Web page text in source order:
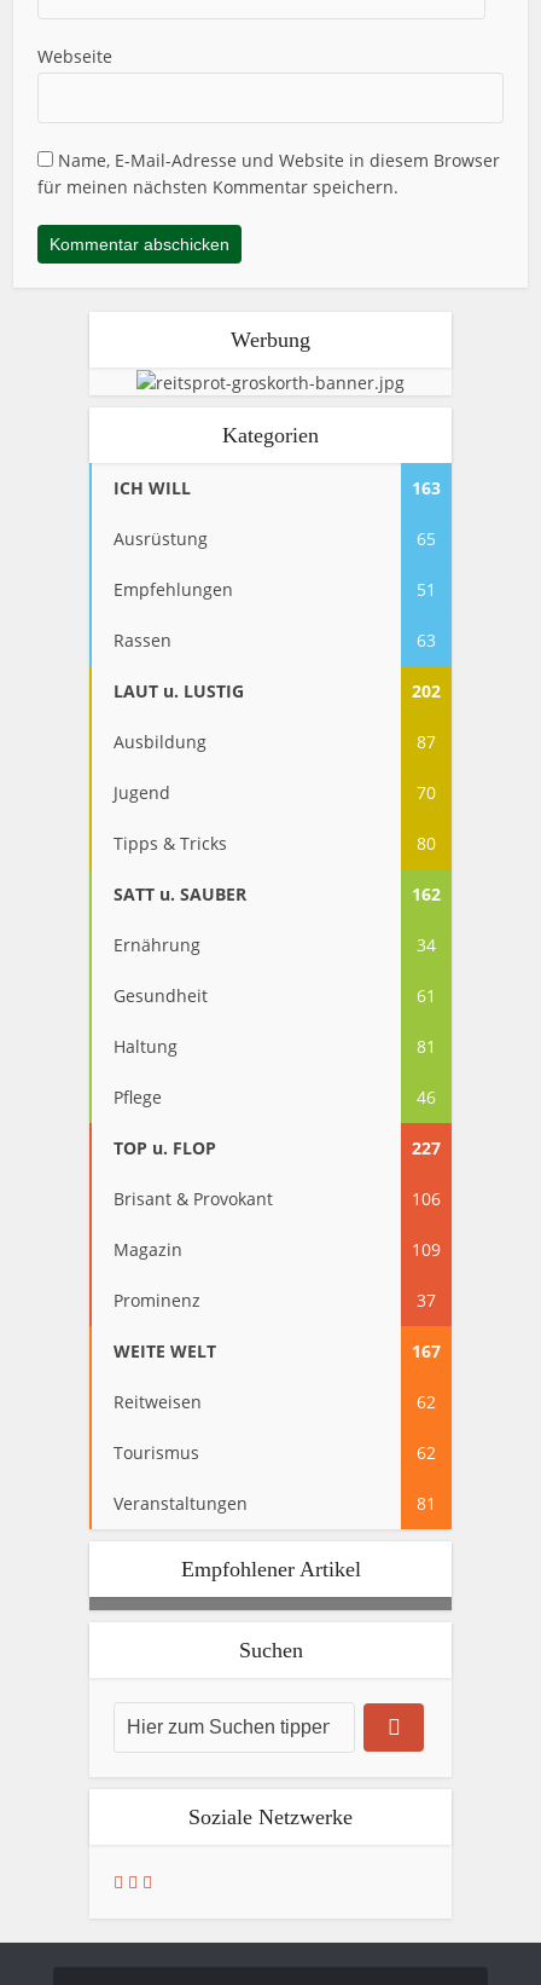
Webseite
Name, E-Mail-Adresse und Website in diesem Browser
für meinen nächsten Kommentar speichern.
Werbung
Kategorien
ICH WILL 163
Ausrüstung 65
Empfehlungen 51
Rassen 63
LAUT u. LUSTIG 202
Ausbildung 87
Jugend 70
Tipps & Tricks 80
SATT u. SAUBER 162
Ernährung 34
Gesundheit 61
Haltung 81
Pflege 46
TOP u. FLOP 227
Brisant & Provokant 106
Magazin 109
Prominenz 37
WEITE WELT 167
Reitweisen 62
Tourismus 62
Veranstaltungen 81
Empfohlener Artikel
Suchen
Soziale Netzwerke